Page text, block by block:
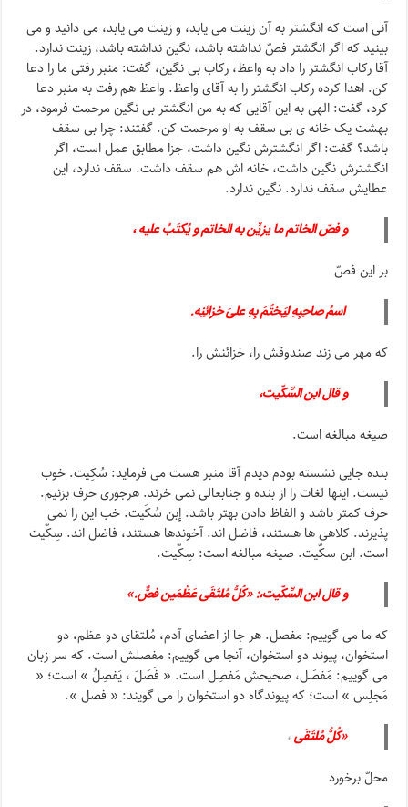
آنی است که انگشتر به آن زینت می یابد، و زینت می یابد، می دانید و می
بینید که اگر انگشتر فصّ نداشته باشد، نگین نداشته باشد، زینت ندارد.
آقا رکاب انگشتر را داد به واعظ، رکاب بی نگین، گفت: منبر رفتی ما را دعا
کن. اهدا کرده رکاب انگشتر را به آقای واعظ. واعظ هم رفت به منبر دعا
کرد، گفت: الهی به این آقایی که به من انگشتر بی نگین مرحمت فرمود، در
بهشت یک خانه ی بی سقف به او مرحمت کن. گفتند: چرا بی سقف
باشد؟ گفت: اگر انگشترش نگین داشت، جزا مطابق عمل است، اگر
انگشترش نگین داشت، خانه اش هم سقف داشت. سقف ندارد، این
عطایش سقف ندارد. نگین ندارد.
و فصّ الخاتم ما یزیِّن به الخاتم و یُکتَبُ علیه ،
بر این فصّ
اسمُ صاحِبِهِ لِیَختُمَ بِهِ علىَ خزائِنِه.
که مهر می زند صندوقش را، خزائنش را.
و قال ابن السِّکّیت،
صیغه مبالغه است.
بنده جایی نشسته بودم دیدم آقا منبر هست می فرماید: سُکِیت. خوب
نیست. اینها لغات را از بنده و جنابعالی نمی خرند. هرجوری حرف بزنیم.
حرف کمتر باشد و الفاظ دادن بهتر باشد. إبن سُکَیت. خب این را نمی
پذیرند. کلاهی ها هستند، فاضل اند. آخوندها هستند، فاضل اند. سِکّیت
است. ابن سکّیت. صیغه مبالغه است: سِکّیت.
و قال ابن السِّکّیت،: «کُلُّ مُلتَقَى عَظْمَین فصٌّ.»
که ما می گوییم: مفصل. هر جا از اعضای آدم، مُلتقای دو عظم، دو
استخوان، پیوند دو استخوان، آنجا می گوییم: مفصلش است. که سر زبان
می گوییم: مَفصَل، صحیحش مَفصِل است. « فَصَلَ ، یَفصِلُ » است؛ «
مَجلِس » است؛ که پیوندگاه دو استخوان را می گویند: « فصل ».
«کُلُّ مُلتَقَى،
محلّ برخورد